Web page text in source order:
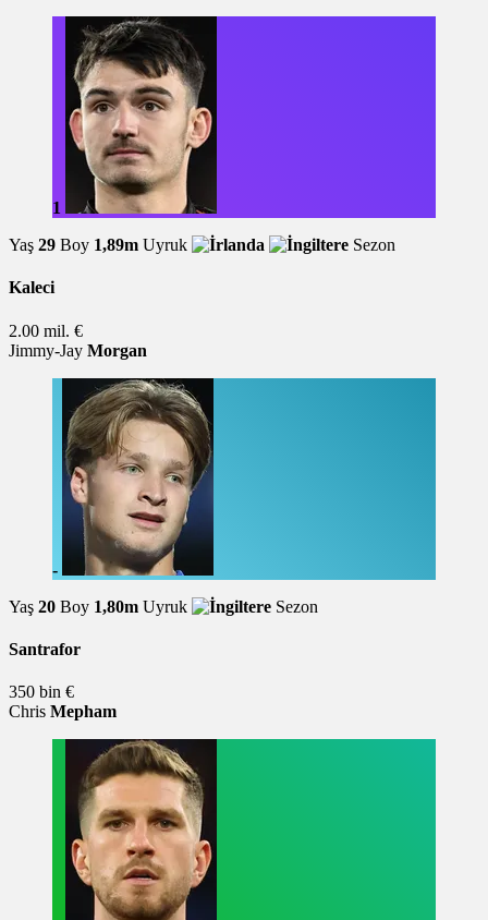
1
Yaş 29 Boy 1,89m Uyruk Sezon
Kaleci
2.00 mil. €
Jimmy-Jay Morgan
-
Yaş 20 Boy 1,80m Uyruk Sezon
Santrafor
350 bin €
Chris Mepham